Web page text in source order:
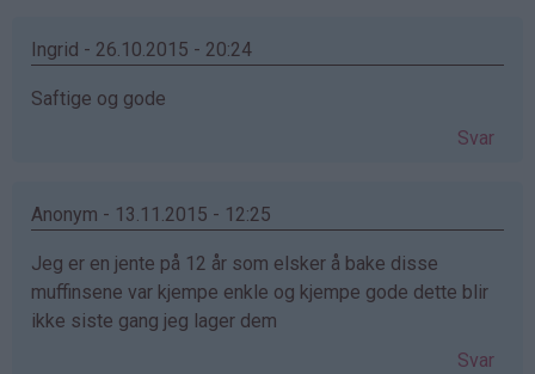
Ingrid - 26.10.2015 - 20:24
Saftige og gode
Svar
Anonym - 13.11.2015 - 12:25
Jeg er en jente på 12 år som elsker å bake disse
muffinsene var kjempe enkle og kjempe gode dette blir
ikke siste gang jeg lager dem
Svar